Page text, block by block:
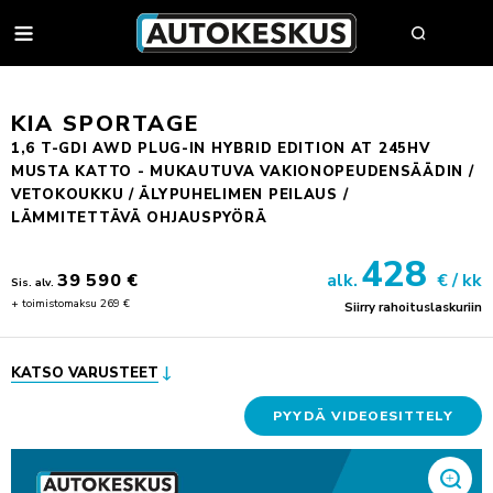
AUTOHAKU
MYY AUTOSI
AUTOHAKU
VAIHTOAUTON OSTAJAN OPAS
AUTOKESKUS TURVA -PALVELUPAKETTI
AUTOJEN SISÄÄNOSTO
UUDET AUTOT
FORD
MITSUBISHI
JULKISET HANKINNAT
AUTOPÄÄTTÄJÄLLE
TYÖSUHDEAUTOILIJALLE
HUOLTO & RENKAAT
KOLARIKORJAUS & TUULILASIT
KIA SPORTAGE
1,6 T-GDI AWD PLUG-IN HYBRID EDITION AT 245HV
MUSTA KATTO - MUKAUTUVA VAKIONOPEUDENSÄÄDIN /
VETOKOUKKU / ÄLYPUHELIMEN PEILAUS /
LÄMMITETTÄVÄ OHJAUSPYÖRÄ
Sis. alv. 39 590 €
+ toimistomaksu 269 €
alk. 428 € / kk
Siirry rahoituslaskuriin
KATSO VARUSTEET
PYYDÄ VIDEOESITTELY